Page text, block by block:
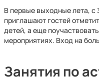
В первые выходные лета, с
приглашают гостей
детей, а еще
мероприятиях. Вход на
Занятия по